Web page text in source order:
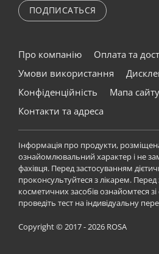
ПОДПИСАТЬСЯ
Про компанію
Оплата та
Умови використання
Конфіденційність
Мапа сайту
Контакти та адреса
Інформація про продукти,
ознайомлювальний характер і не
фахівця. Перед застосуванням
проконсультуйтеся з лікарем.
косметичних засобів ознайомтеся зі
проведіть тест на індивідуальну
Copyright © 2017 - 2026 ROSA